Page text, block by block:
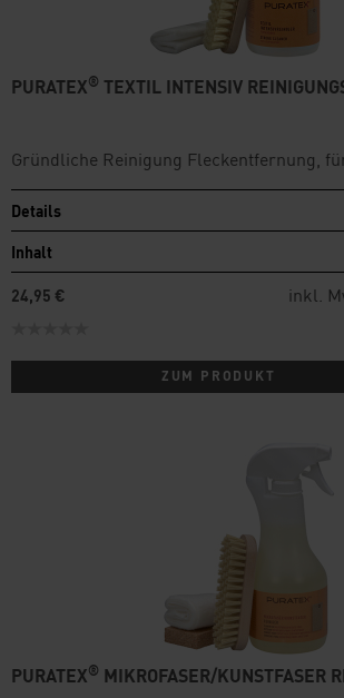
PURATEX® TEXTIL INTENSIV
Gründliche Reinigung Fleckentfernung,
Details
Inhalt
24,95 €
inkl.
ZUM PRODUKT
PURATEX® MIKROFASER/KUNSTFASER